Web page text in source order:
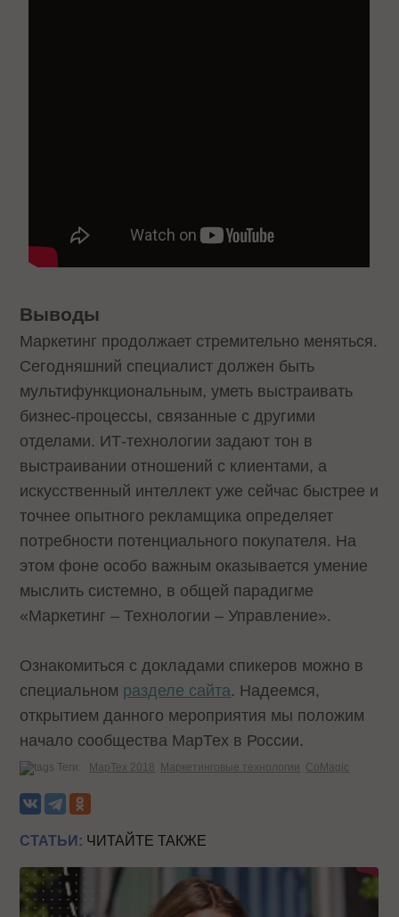
Выводы
Маркетинг продолжает стремительно меняться.
Сегодняшний специалист должен быть
мультифункциональным, уметь выстраивать
бизнес-процессы, связанные с другими
отделами. ИТ-технологии задают тон в
выстраивании отношений с клиентами, а
искусственный интеллект уже сейчас быстрее и
точнее опытного рекламщика определяет
потребности потенциального покупателя. На
этом фоне особо важным оказывается умение
мыслить системно, в общей парадигме
«Маркетинг – Технологии – Управление».
Ознакомиться с докладами спикеров можно в
специальном разделе сайта. Надеемся,
открытием данного мероприятия мы положим
начало сообщества МарТех в России.
Теги: МарТех 2018 Маркетинговые технологии CoMagic
СТАТЬИ: ЧИТАЙТЕ ТАКЖЕ